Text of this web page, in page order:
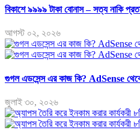
বিকাশে ৯৯৯৯ টাকা বোনাস – সত্য নাকি
আগস্ট ০২, ২০২৬
গুগল এডসেন্স এর কাজ কি? AdSense থেকে
জুলাই ৩০, ২০২৬